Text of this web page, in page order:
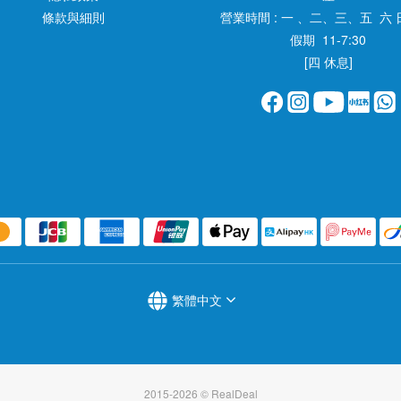
條款與細則
營業時間 : 一 、二、三、五 六
假期 11-7:30
[四 休息]
繁體中文
2015-2026 © RealDeal